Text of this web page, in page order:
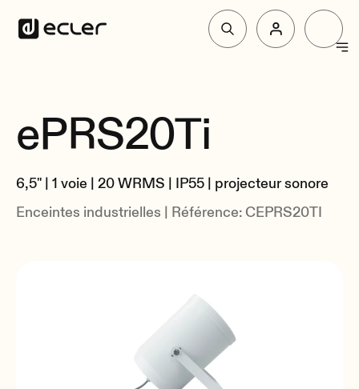
Solutions
Pourquoi Ecler
Vue d'Ensemble
Liés
ePRS20Ti
6,5" | 1 voie | 20 WRMS | IP55 | projecteur sonore
Enceintes industrielles | Référence: CEPRS20TI